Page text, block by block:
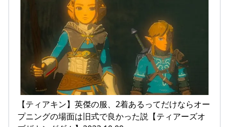
【ティアキン】英傑の服、2着あるってだけならオー
プニングの場面は旧式で良かった説【ティアーズオ